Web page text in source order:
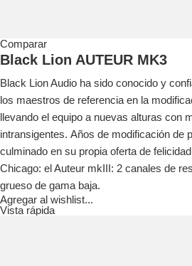
Comparar
Black Lion AUTEUR MK3
Black Lion Audio ha sido conocido y
los maestros de referencia en la
llevando el equipo a nuevas alturas con
intransigentes. Años de modificación de
culminado en su propia oferta de
Chicago: el Auteur mkIII: 2 canales de
grueso de gama baja.
Agregar al wishlist...
Vista rápida